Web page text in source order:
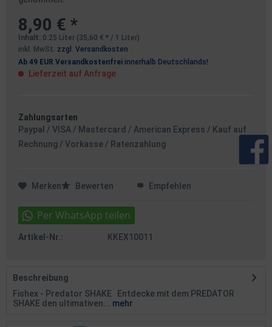
8,90 € *
Inhalt: 0.25 Liter (35,60 € * / 1 Liter)
inkl. MwSt. zzgl. Versandkosten
Ab 49 EUR Versandkostenfrei innerhalb Deutschlands!
Lieferzeit auf Anfrage
Zahlungsarten
Paypal / VISA / Mastercard / American Express / Kauf auf
Rechnung / Vorkasse / Ratenzahlung
Merken Bewerten Empfehlen
Artikel-Nr.: KKEX10011
Beschreibung
Fishex - Predator SHAKE Entdecke mit dem PREDATOR
SHAKE den ultimativen...
mehr